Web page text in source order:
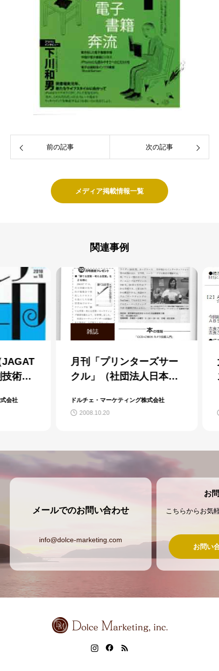
前の記事 次の記事
メディア掲載情報一覧
関連事例
協
月刊「プリンターズサー
クル」（社団法人日本印
10月号に、『めるドルチ
ドルチェ・マーケティング株式会社
2008.10.20
メ
大
ズ
メールでのお問い合わせ
info@dolce-marketing.com
お
こちらからお気
お問い